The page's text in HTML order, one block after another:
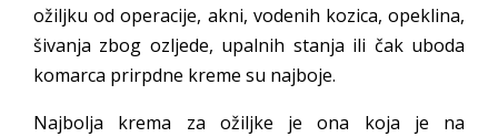
ožiljku od operacije, akni, vodenih kozica, opeklina,
šivanja zbog ozljede, upalnih stanja ili čak uboda
komarca prirpdne kreme su najboje.
Najbolja krema za ožiljke je ona koja je na